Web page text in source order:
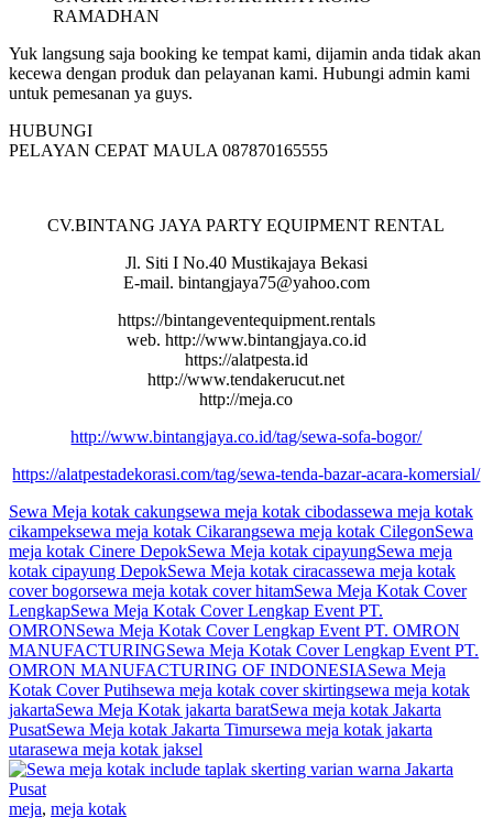
Yuk langsung saja booking ke tempat kami, dijamin anda tidak akan
kecewa dengan produk dan pelayanan kami. Hubungi admin kami
untuk pemesanan ya guys.
HUBUNGI
PELAYAN CEPAT MAULA 087870165555
CV.BINTANG JAYA PARTY EQUIPMENT RENTAL
Jl. Siti I No.40 Mustikajaya Bekasi
E-mail. bintangjaya75@yahoo.com
https://bintangeventequipment.rentals
web. http://www.bintangjaya.co.id
https://alatpesta.id
http://www.tendakerucut.net
http://meja.co
http://www.bintangjaya.co.id/tag/sewa-sofa-bogor/
https://alatpestadekorasi.com/tag/sewa-tenda-bazar-acara-komersial/
Sewa Meja kotak cakungsewa meja kotak cibodassewa meja kotak
cikampeksewa meja kotak Cikarangsewa meja kotak CilegonSewa
meja kotak Cinere DepokSewa Meja kotak cipayungSewa meja
kotak cipayung DepokSewa Meja kotak ciracassewa meja kotak
cover bogorsewa meja kotak cover hitamSewa Meja Kotak Cover
LengkapSewa Meja Kotak Cover Lengkap Event PT.
OMRONSewa Meja Kotak Cover Lengkap Event PT. OMRON
MANUFACTURINGSewa Meja Kotak Cover Lengkap Event PT.
OMRON MANUFACTURING OF INDONESIASewa Meja
Kotak Cover Putihsewa meja kotak cover skirtingsewa meja kotak
jakartaSewa Meja Kotak jakarta baratSewa meja kotak Jakarta
PusatSewa Meja kotak Jakarta Timursewa meja kotak jakarta
utarasewa meja kotak jaksel
meja, meja kotak